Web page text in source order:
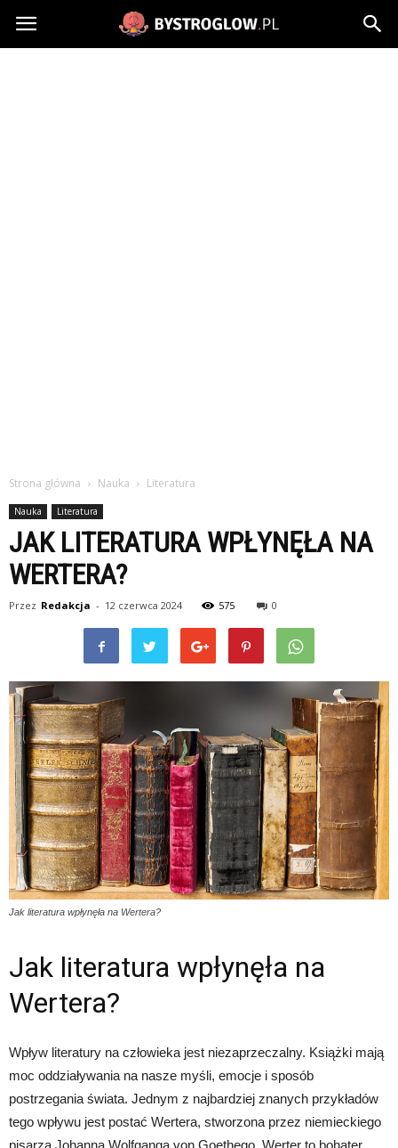
Bystroglow.pl
Strona główna Nauka Literatura
Nauka Literatura
JAK LITERATURA WPŁYNĘŁA NA
WERTERA?
Przez Redakcja - 12 czerwca 2024 575 0
Jak literatura wpłynęła na Wertera?
Jak literatura wpłynęła na
Wertera?
Wpływ literatury na człowieka jest niezaprzeczalny. Książki mają
moc oddziaływania na nasze myśli, emocje i sposób
postrzegania świata. Jednym z najbardziej znanych przykładów
tego wpływu jest postać Wertera, stworzona przez niemieckiego